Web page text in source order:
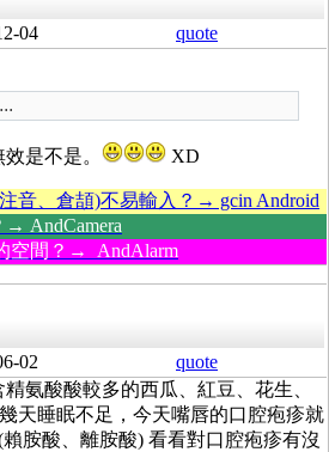
04 quote
是不是。 XD
音、倉頡)不易輸入？→ gcin Android
AndCamera
空間？→ AndAlarm
02
quote
氨酸酸較多的西瓜、紅豆、花生、
天睡眠不足，今天嘴唇的口腔疱疹就
胺酸、離胺酸) 看看對口腔疱疹有沒